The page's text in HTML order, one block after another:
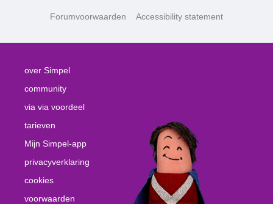
Forumvoorwaarden Accessibility statement
over Simpel
community
via via voordeel
tarieven
Mijn Simpel-app
privacyverklaring
cookies
voorwaarden